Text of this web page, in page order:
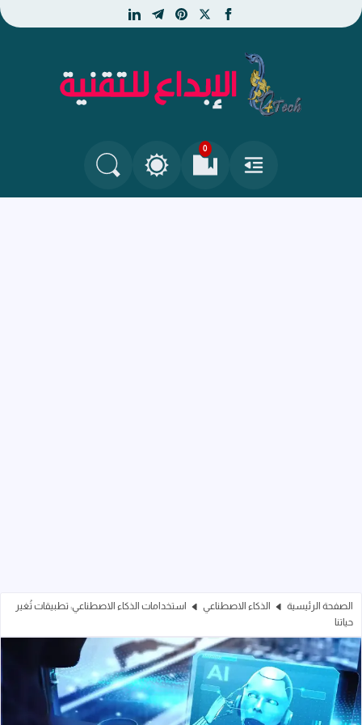
facebook
x
pinterest
telegram
linkedin
الإبداع للتقنية - جديد
القائمة
0
العلامات المرجعيةالتغيير بين الوضع النهاري والداكن
البحث في المدونة
الصفحة الرئيسية الذكاء الاصطناعي
استخدامات الذكاء الاصطناعي: تطبيقات تُغير
حياتنا